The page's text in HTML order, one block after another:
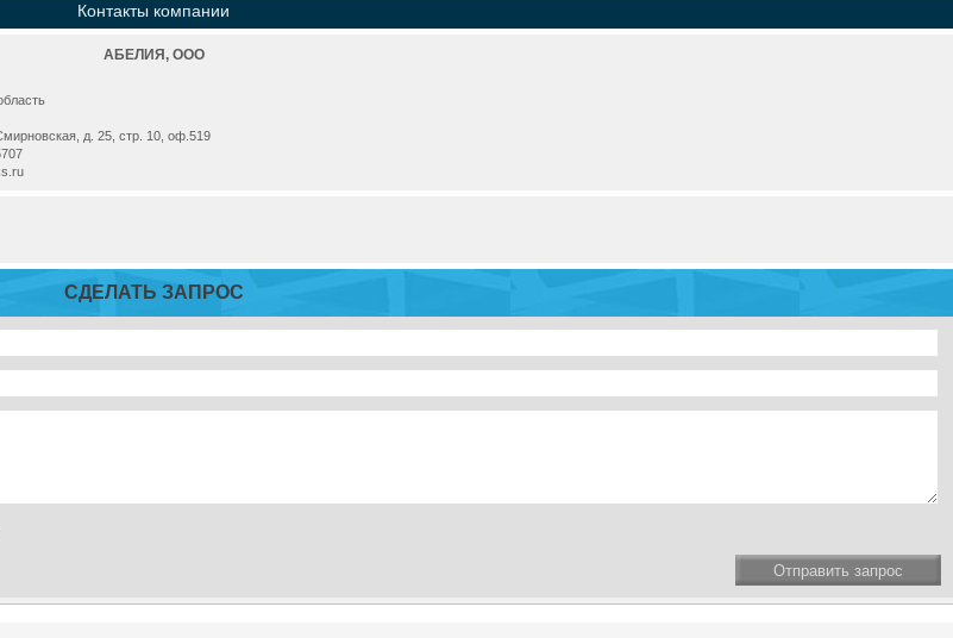
Контакты компании
АБЕЛИЯ, ООО
д. 25, стр. 10, оф.519
СДЕЛАТЬ ЗАПРОС
Отправить запрос